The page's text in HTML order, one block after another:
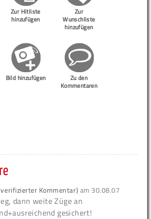
Zur Hitliste
hinzufügen
Zur
Wunschliste
hinzufügen
Bild hinzufügen
Zu den
Kommentaren
Kommentar) am 30.08.07
dann weite Züge an
gesichert!